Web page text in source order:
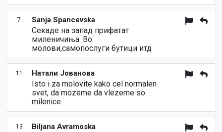
7 Sanja Spancevska
Секаде на запад прифатат
миленичиња. Во
молови,самопослуги бутици итд
11 Натали Јованова
Isto i za molovite kako cel normalen
svet, da mozeme da vlezeme so
milenice
13 Biljana Avramoska